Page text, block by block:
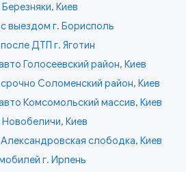
Киев
выездом г. Борисполь
ДТП г. Яготин
Голосеевский район, Киев
Соломенский район, Киев
Комсомольский массив, Киев
Киев
слободка, Киев
г. Ирпень